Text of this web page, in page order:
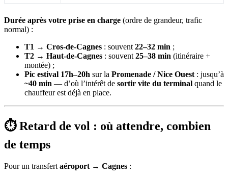
Durée après votre prise en charge (ordre de grandeur, trafic
normal) :
T1 → Cros-de-Cagnes : souvent 22–32 min ;
T2 → Haut-de-Cagnes : souvent 25–38 min (itinéraire +
montée) ;
Pic estival 17h–20h sur la Promenade / Nice Ouest : jusqu’à
~40 min — d’où l’intérêt de sortir vite du terminal quand le
chauffeur est déjà en place.
⏱ Retard de vol : où attendre, combien
de temps
Pour un transfert aéroport → Cagnes :